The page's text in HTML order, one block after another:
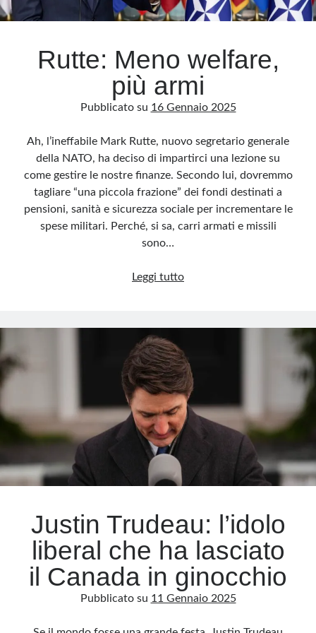
Archivio
Archivi
senza alcuna periodicità. Non può pertanto considerarsi un prodotto editoriale ai
sensi della legge n· 62 del 7.03.2001. L’autore non è responsabile di quanto
pubblicato dai lettori nei commenti ai vari post. Saranno comunque cancellati quelli
ritenuti offensivi o lesivi dell’immagine o dell’onorabilità di terzi, di genere spam,
razzisti o che contengano dati personali non conformi al rispetto delle norme sulla
diritti d’autore, vi invito a comunicarlo via e-mail a info[at]dinovalle.it e saranno
Feed dei commenti
WordPress.org
Rutte: Meno welfare,
più armi
Pubblicato su 16 Gennaio 2025
Ah, l’ineffabile Mark Rutte, nuovo segretario generale
della NATO, ha deciso di impartirci una lezione su
come gestire le nostre finanze. Secondo lui, dovremmo
tagliare “una piccola frazione” dei fondi destinati a
pensioni, sanità e sicurezza sociale per incrementare le
spese militari. Perché, si sa, carri armati e missili
sono…
Leggi tuttoRutte:
più
Justin Trudeau: l’idolo
liberal che ha lasciato
il Canada in ginocchio
Pubblicato su 11 Gennaio 2025